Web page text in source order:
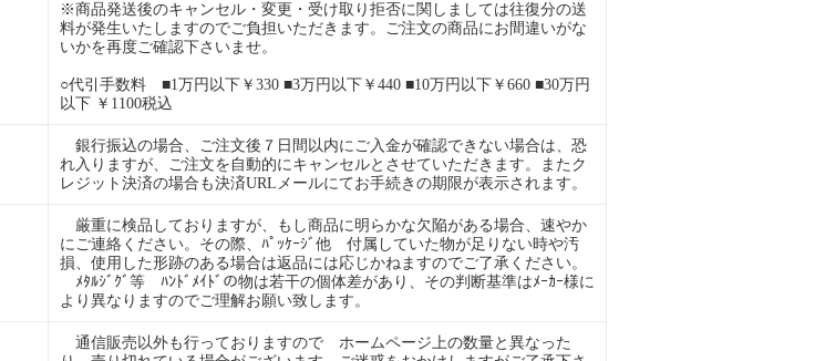
※商品発送後のキャンセル・変更・受け取り拒否に関しましては往復分の送
料が発生いたしますのでご負担いただきます。ご注文の商品にお間違いがな
いかを再度ご確認下さいませ。
○代引手数料 ■1万円以下￥330 ■3万円以下￥440 ■10万円以下￥660 ■30万円
以下 ￥1100税込
銀行振込の場合、ご注文後７日間以内にご入金が確認できない場合は、恐
れ入りますが、ご注文を自動的にキャンセルとさせていただきます。またク
レジット決済の場合も決済URLメールにてお手続きの期限が表示されます。
厳重に検品しておりますが、もし商品に明らかな欠陥がある場合、速やか
にご連絡ください。その際、ﾊﾟｯｹｰｼﾞ他 付属していた物が足りない時や汚
損、使用した形跡のある場合は返品には応じかねますのでご了承ください。
ﾒﾀﾙｼﾞｸﾞ等 ﾊﾝﾄﾞﾒｲﾄﾞの物は若干の個体差があり、その判断基準はﾒｰｶｰ様に
より異なりますのでご理解お願い致します。
通信販売以外も行っておりますので ホームページ上の数量と異なった